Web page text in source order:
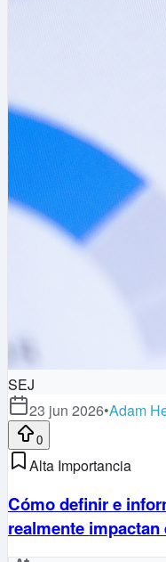
SEJ
23 jun 2026•Adam
0
Alta Importancia
Cómo definir e
realmente